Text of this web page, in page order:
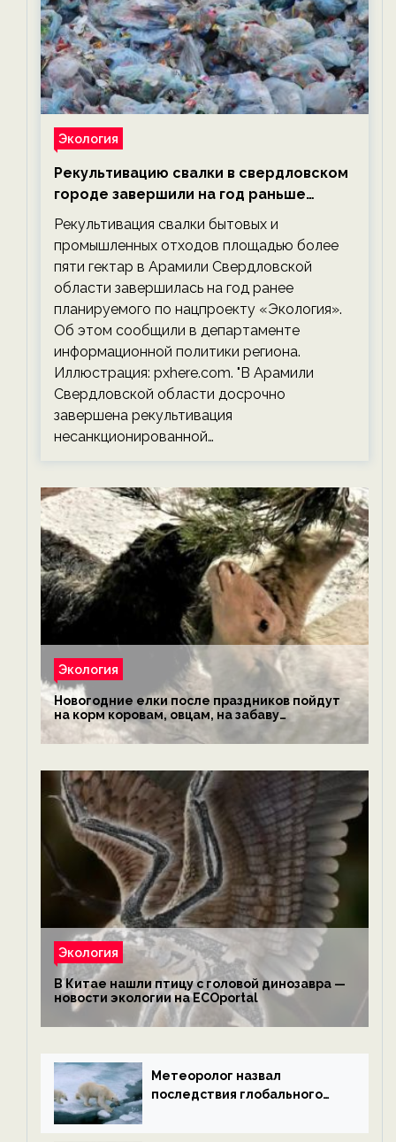
Экология
Рекультивацию свалки в свердловском
городе завершили на год раньше
планируемого срока — новости
экологии на ECOportal
Рекультивация свалки бытовых и
промышленных отходов площадью более
пяти гектар в Арамили Свердловской
области завершилась на год ранее
планируемого по нацпроекту «Экология».
Об этом сообщили в департаменте
информационной политики региона.
Иллюстрация: pxhere.com. "В Арамили
Свердловской области досрочно
завершена рекультивация
несанкционированной…
Экология
Новогодние елки после праздников пойдут
на корм коровам, овцам, на забаву
обезьянам, львам и леопардам — новости
экологии на ECOportal
Экология
В Китае нашли птицу с головой динозавра —
новости экологии на ECOportal
Метеоролог назвал
последствия глобального